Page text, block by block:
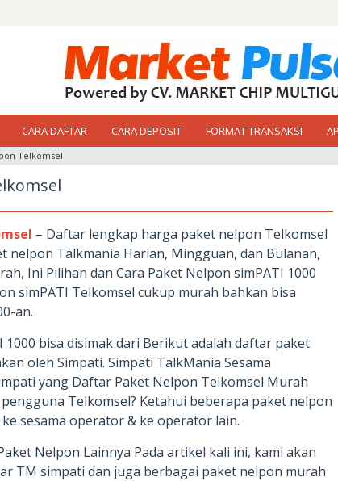
CARA DAFTAR CARA DEPOSIT FORMAT TRANSAKSI
Telkomsel
– Daftar lengkap harga paket nelpon Telkomsel
nelpon Talkmania Harian, Mingguan, dan Bulanan,
Ini Pilihan dan Cara Paket Nelpon simPATI 1000
simPATI Telkomsel cukup murah bahkan bisa
an.
1000 bisa disimak dari Berikut adalah daftar paket
oleh Simpati. Simpati TalkMania Sesama
yang Daftar Paket Nelpon Telkomsel Murah
pengguna Telkomsel? Ketahui beberapa paket nelpon
sesama operator & ke operator lain.
Nelpon Lainnya Pada artikel kali ini, kami akan
TM simpati dan juga berbagai paket nelpon murah